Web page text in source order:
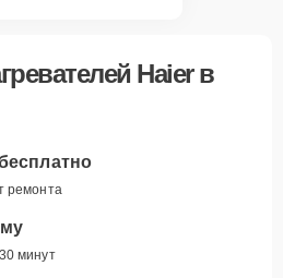
Haierв
ремонта
минут